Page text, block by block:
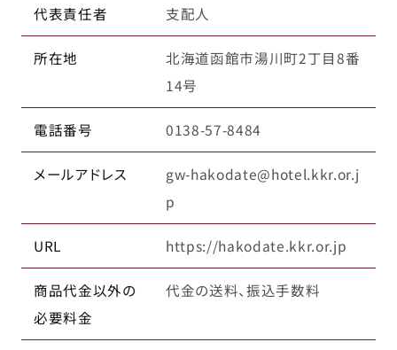
代表責任者 支配人
所在地
北海道函館市湯川町2丁目8番
14号
電話番号 0138-57-8484
メールアドレス
gw-hakodate@hotel.kkr.or.j
p
URL https://hakodate.kkr.or.jp
商品代金以外の
必要料金
代金の送料、振込手数料